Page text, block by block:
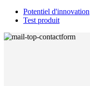
Potentiel d'innovation
Test produit